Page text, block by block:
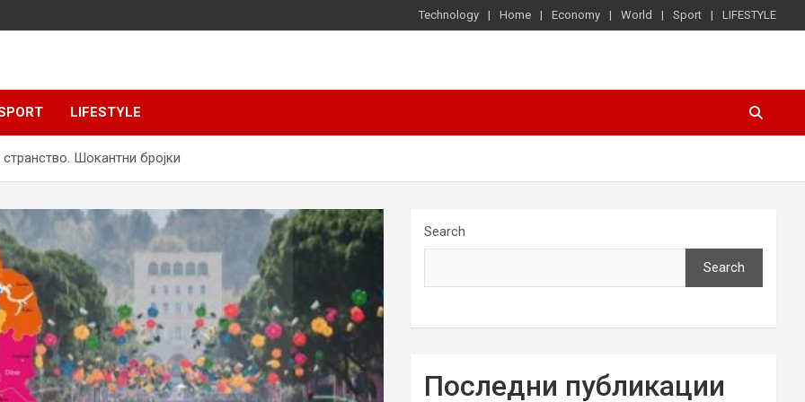
Technology Home Economy World Sport LIFESTYLE
LIFESTYLE
Шокантни бројки
Search
Search
Последни публикации